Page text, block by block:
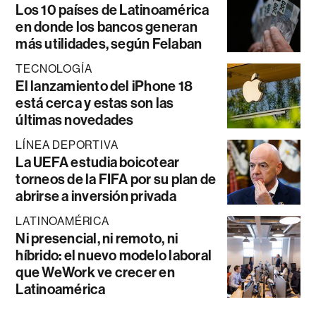
Los 10 países de Latinoamérica
en donde los bancos generan
más utilidades, según Felaban
TECNOLOGÍA
El lanzamiento del iPhone 18
está cerca y estas son las
últimas novedades
LÍNEA DEPORTIVA
La UEFA estudia boicotear
torneos de la FIFA por su plan de
abrirse a inversión privada
LATINOAMÉRICA
Ni presencial, ni remoto, ni
híbrido: el nuevo modelo laboral
que WeWork ve crecer en
Latinoamérica